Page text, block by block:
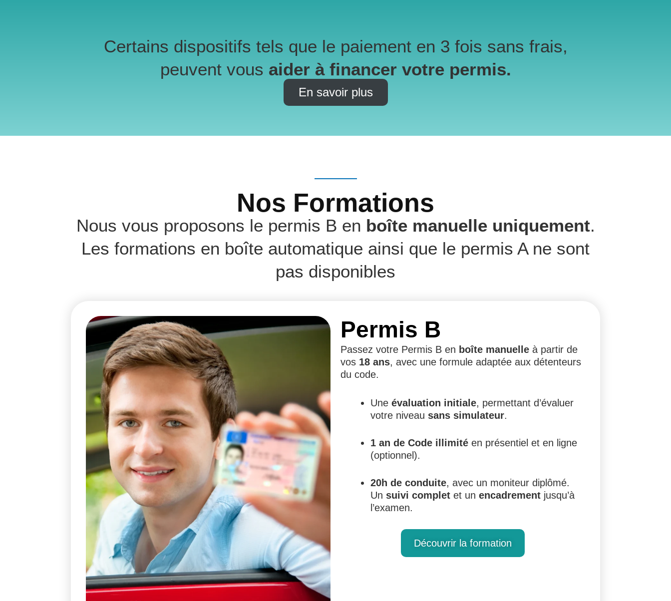
Certains dispositifs tels que le paiement en 3 fois sans frais,
peuvent vous aider à financer votre permis.
En savoir plus
Nos Formations
Nous vous proposons le permis B en boîte manuelle uniquement.
Les formations en boîte automatique ainsi que le permis A ne sont
pas disponibles
Permis B
Passez votre Permis B en boîte manuelleà partir de
vos 18 ans, avec une formule adaptée aux détenteurs
du code.
Une évaluation initiale, permettant d’évaluer
votre niveau sans simulateur.
1 an de Code illimitéen présentiel et en ligne
(optionnel).
20h de conduite, avec un moniteur diplômé.
Un suivi completet un encadrementjusqu’à
l’examen.
Découvrir la formation